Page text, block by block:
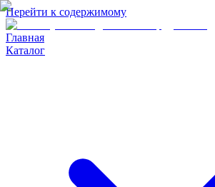
Перейти к содержимому
Главная
Каталог